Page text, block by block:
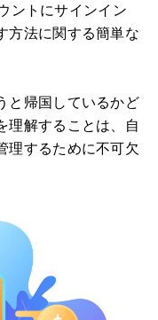
ントにサインイン
方法に関する簡単な
と帰国しているかど
理解することは、自
理するために不可欠